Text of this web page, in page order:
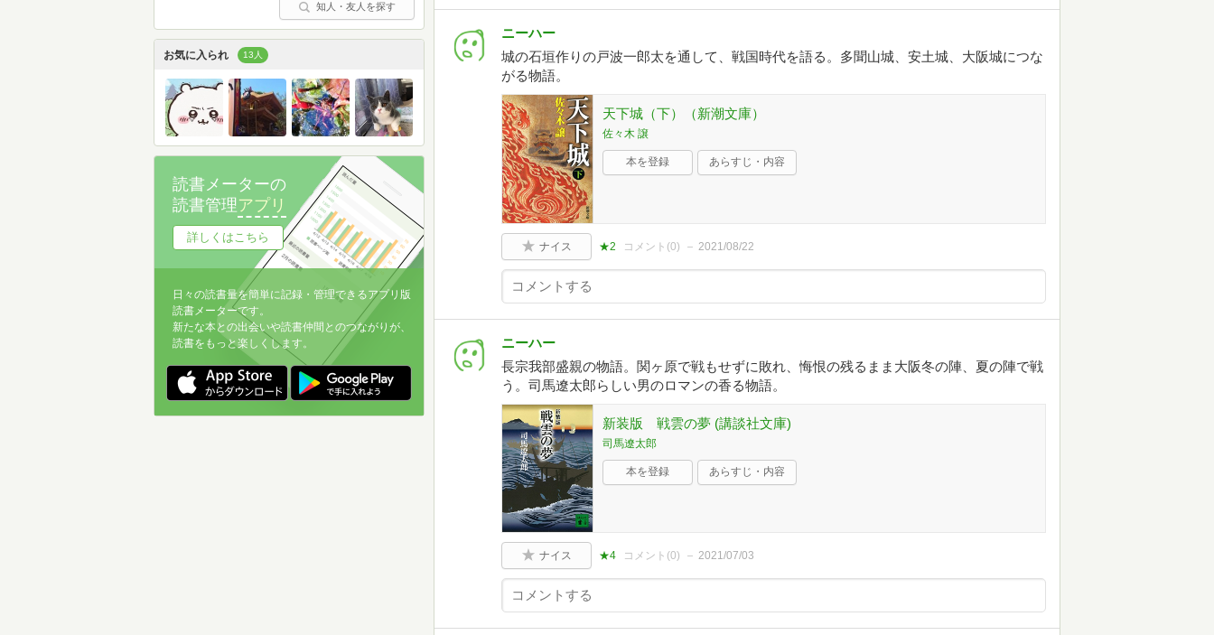
ニーハー
城の石垣作りの戸波一郎太を通して、戦国時代を語る。多聞山城、安土城、大阪城につな
がる物語。
天下城（下）（新潮文庫）
佐々木 譲
本を登録 あらすじ・内容
ナイス ★2 コメント(0) 2021/08/22
ニーハー
長宗我部盛親の物語。関ヶ原で戦もせずに敗れ、悔恨の残るまま大阪冬の陣、夏の陣で戦
う。司馬遼太郎らしい男のロマンの香る物語。
新装版 戦雲の夢 (講談社文庫)
司馬遼太郎
本を登録 あらすじ・内容
ナイス ★4 コメント(0) 2021/07/03
知人・友人を探す
お気に入られ 13人
読書メーターの
読書管理アプリ
詳しくはこちら
日々の読書量を簡単に記録・管理できるアプリ版
読書メーターです。
新たな本との出会いや読書仲間とのつながりが、
読書をもっと楽しくします。